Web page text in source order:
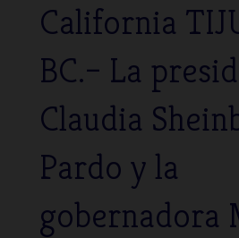
California
BC.– La
Claudia
Pardo y la
gobernadora